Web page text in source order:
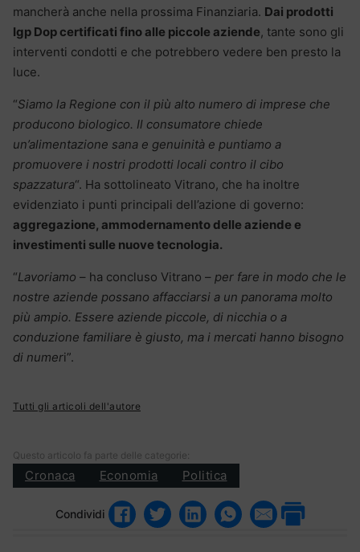
mancherà anche nella prossima Finanziaria. Dai prodotti
Igp Dop certificati fino alle piccole aziende, tante sono gli
interventi condotti e che potrebbero vedere ben presto la
luce.
“Siamo la Regione con il più alto numero di imprese che
producono biologico. Il consumatore chiede
un’alimentazione sana e genuinità e puntiamo a
promuovere i nostri prodotti locali contro il cibo
spazzatura“. Ha sottolineato Vitrano, che ha inoltre
evidenziato i punti principali dell’azione di governo:
aggregazione, ammodernamento delle aziende e
investimenti sulle nuove tecnologia.
“Lavoriamo – ha concluso Vitrano – per fare in modo che le
nostre aziende possano affacciarsi a un panorama molto
più ampio. Essere aziende piccole, di nicchia o a
conduzione familiare è giusto, ma i mercati hanno bisogno
di numeri”.
Tutti gli articoli dell'autore
Questo articolo fa parte delle categorie:
Cronaca Economia Politica
Condividi